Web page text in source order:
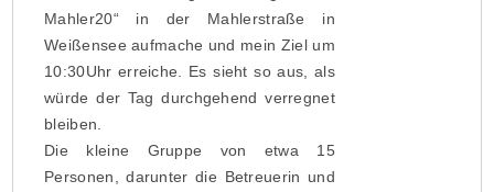
Mahler20“ in der Mahlerstraße in
Weißensee aufmache und mein Ziel um
10:30Uhr erreiche. Es sieht so aus, als
würde der Tag durchgehend verregnet
bleiben.
Die kleine Gruppe von etwa 15
Personen, darunter die Betreuerin und